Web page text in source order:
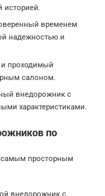
историей.
временем
надежностью и
проходимый
салоном.
внедорожник с
характеристиками.
по
просторным
внедорожник с